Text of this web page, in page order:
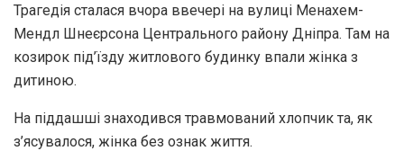
Трагедія сталася вчора ввечері на вулиці Менахем-
Мендл Шнеєрсона Центрального району Дніпра. Там на
козирок під’їзду житлового будинку впали жінка з
дитиною.
На піддашші знаходився травмований хлопчик та, як
з’ясувалося, жінка без ознак життя.